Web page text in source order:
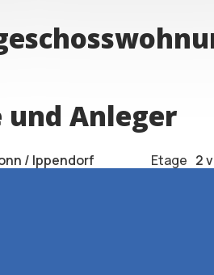
und Anleger
/ Ippendorf Etage 2